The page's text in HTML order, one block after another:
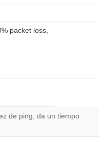
packet loss,
de ping, da un tiempo